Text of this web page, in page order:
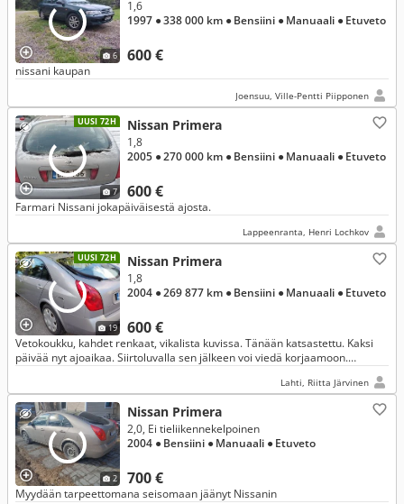
6 600 €
1,6
1997 ● 338 000 km ● Bensiini ● Manuaali ● Etuveto
nissani kaupan
Joensuu, Ville-Pentti Piipponen
UUSI 72H
7
Nissan Primera
600 €
1,8
2005 ● 270 000 km ● Bensiini ● Manuaali ● Etuveto
Farmari Nissani jokapäiväisestä ajosta.
Lappeenranta, Henri Lochkov
UUSI 72H
19
Nissan Primera
600 €
1,8
2004 ● 269 877 km ● Bensiini ● Manuaali ● Etuveto
Vetokoukku, kahdet renkaat, vikalista kuvissa. Tänään katsastettu. Kaksi
päivää nyt ajoaikaa. Siirtoluvalla sen jälkeen voi viedä korjaamoon.
Lahti, Riitta Järvinen
2
Nissan Primera
700 €
2,0, Ei tieliikennekelpoinen
2004 ● Bensiini ● Manuaali ● Etuveto
Myydään tarpeettomana seisomaan jäänyt Nissanin